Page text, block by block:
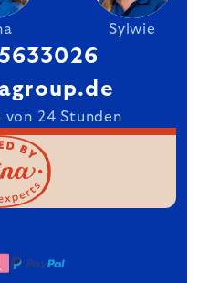
Sylwie
24 Stunden